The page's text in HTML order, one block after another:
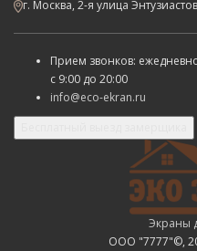
г. Москва, 2-я улица
Прием звонков:
с 9:00 до 20:00
info@eco-ekran.ru
Экраны
ООО "7777"©,